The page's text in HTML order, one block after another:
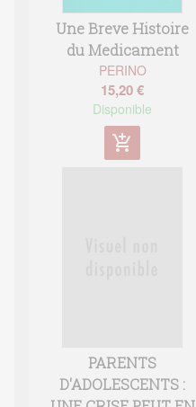
Une Breve Histoire
du Medicament
PERINO
15,20 €
Disponible
add_shopping_cart
PARENTS
D'ADOLESCENTS :